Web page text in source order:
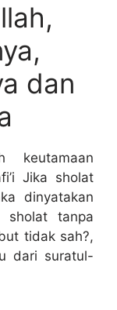
dan
keutamaan
Jika sholat
dinyatakan
sholat tanpa
tidak sah?,
dari suratul-